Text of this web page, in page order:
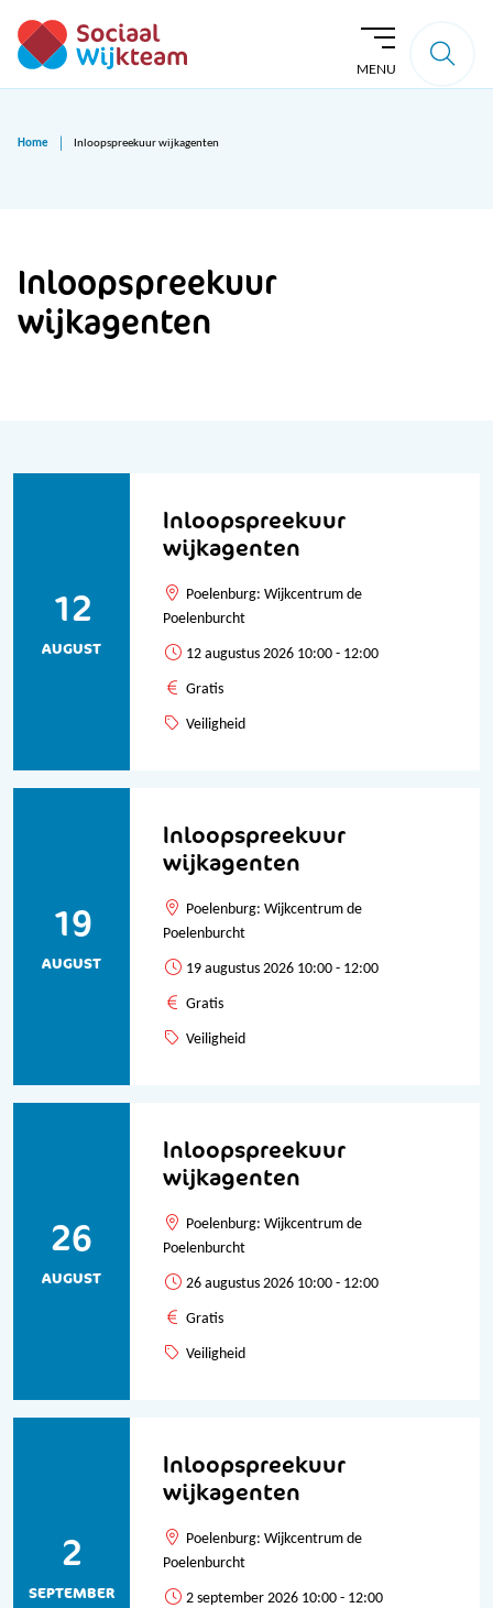
MENU
Home Inloopspreekuur wijkagenten
Inloopspreekuur
wijkagenten
Inloopspreekuur
wijkagenten
12
AUGUST
Poelenburg: Wijkcentrum de
Poelenburcht
12 augustus 2026 10:00 - 12:00
Gratis
Veiligheid
Inloopspreekuur
wijkagenten
19
AUGUST
Poelenburg: Wijkcentrum de
Poelenburcht
19 augustus 2026 10:00 - 12:00
Gratis
Veiligheid
Inloopspreekuur
wijkagenten
26
AUGUST
Poelenburg: Wijkcentrum de
Poelenburcht
26 augustus 2026 10:00 - 12:00
Gratis
Veiligheid
Inloopspreekuur
wijkagenten
2
SEPTEMBER
Poelenburg: Wijkcentrum de
Poelenburcht
2 september 2026 10:00 - 12:00